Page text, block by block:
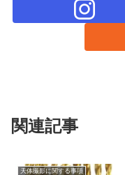
関連記事
天体撮影に関する事項